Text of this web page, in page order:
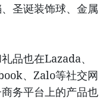
圣诞装饰球、金属
品也在Lazada、
、Zalo等社交网
务平台上的产品也